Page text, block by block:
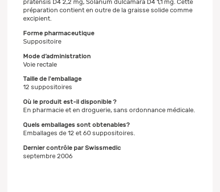
pratensis D4 2,2 mg, Solanum dulcamara D4 1,1 mg. Cette
préparation contient en outre de la graisse solide comme
excipient.
Forme pharmaceutique
Suppositoire
Mode d’administration
Voie rectale
Taille de l'emballage
12 suppositoires
Où le produit est-il disponible ?
En pharmacie et en droguerie, sans ordonnance médicale.
Quels emballages sont obtenables?
Emballages de 12 et 60 suppositoires.
Dernier contrôle par Swissmedic
septembre 2006